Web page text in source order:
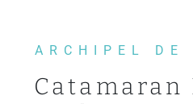
ARCHIPEL DE
Catamaran